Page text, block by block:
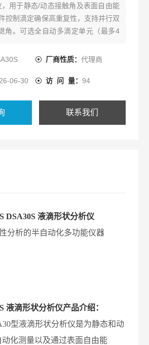
用于静态/动态接触角及表面自由能
控制滴定确保高重复性，支持并行双
角。可选全自动多滴定单元（最多4
统。适用于等离子/电晕/火焰活化的质
厂商性质： 代理商
06-30 访 问 量： 94
联系我们
DSA30S 液滴形状分析仪
分析的半自动化多功能仪器
液滴形状分析仪产品介绍：
型液滴形状分析仪是为静态和动
化测量以及通过表面自由能